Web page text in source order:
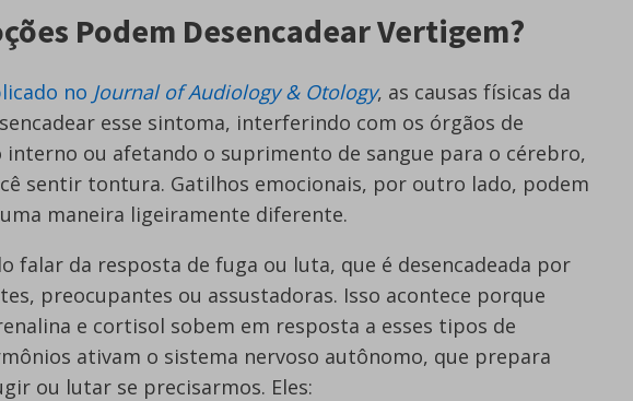
Podem Desencadear Vertigem?
no Journal of Audiology & Otology, as causas físicas da
esse sintoma, interferindo com os órgãos de
ou afetando o suprimento de sangue para o cérebro,
sentir tontura. Gatilhos emocionais, por outro lado, podem
maneira ligeiramente diferente.
falar da resposta de fuga ou luta, que é desencadeada por
preocupantes ou assustadoras. Isso acontece porque
e cortisol sobem em resposta a esses tipos de
ativam o sistema nervoso autônomo, que prepara
ou lutar se precisarmos. Eles: